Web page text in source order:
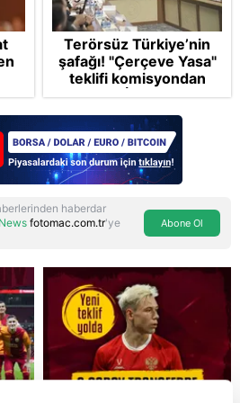
Terörsüz Türkiye’nin
şafağı! "Çerçeve Yasa"
teklifi komisyondan
geçti: İP ve Yeni
Parti'den provokasyon
haberdar
fotomac.com.tr'ye
Abone Ol